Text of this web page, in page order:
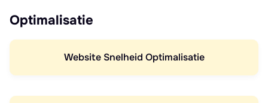
Optimalisatie
Website Snelheid Optimalisatie